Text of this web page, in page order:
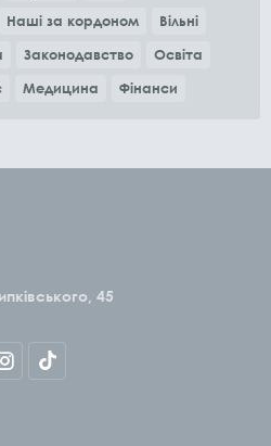
Наші за кордоном
Вільні
Законодавство
Освіта
Медицина Фінанси
45